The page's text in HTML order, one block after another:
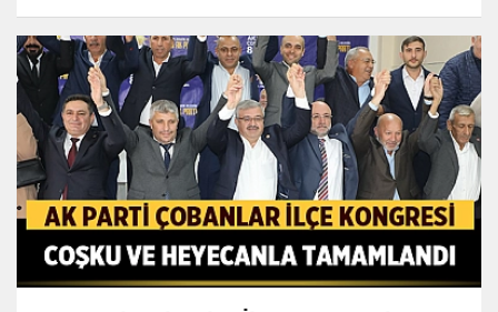
"Eyvah Yine Karıştı"